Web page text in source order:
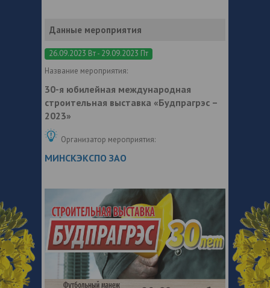
Данные мероприятия
26.09.2023 Вт - 29.09.2023 Пт
Название мероприятия:
30-я юбилейная международная
строительная выставка «Будпрагрэс –
2023»
Организатор мероприятия:
МИНСКЭКСПО ЗАО